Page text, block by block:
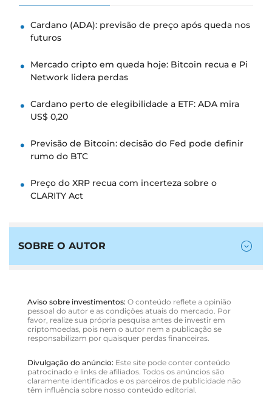
Cardano (ADA): previsão de preço após queda nos
futuros
Mercado cripto em queda hoje: Bitcoin recua e Pi
Network lidera perdas
Cardano perto de elegibilidade a ETF: ADA mira
US$ 0,20
Previsão de Bitcoin: decisão do Fed pode definir
rumo do BTC
Preço do XRP recua com incerteza sobre o
CLARITY Act
SOBRE O AUTOR
Aviso sobre investimentos: O conteúdo reflete a opinião
pessoal do autor e as condições atuais do mercado. Por
favor, realize sua própria pesquisa antes de investir em
criptomoedas, pois nem o autor nem a publicação se
responsabilizam por quaisquer perdas financeiras.
Divulgação do anúncio: Este site pode conter conteúdo
patrocinado e links de afiliados. Todos os anúncios são
claramente identificados e os parceiros de publicidade não
têm influência sobre nosso conteúdo editorial.